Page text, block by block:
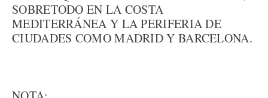
SOBRETODO EN LA COSTA
MEDITERRÁNEA Y LA PERIFERIA DE
CIUDADES COMO MADRID Y BARCELONA.